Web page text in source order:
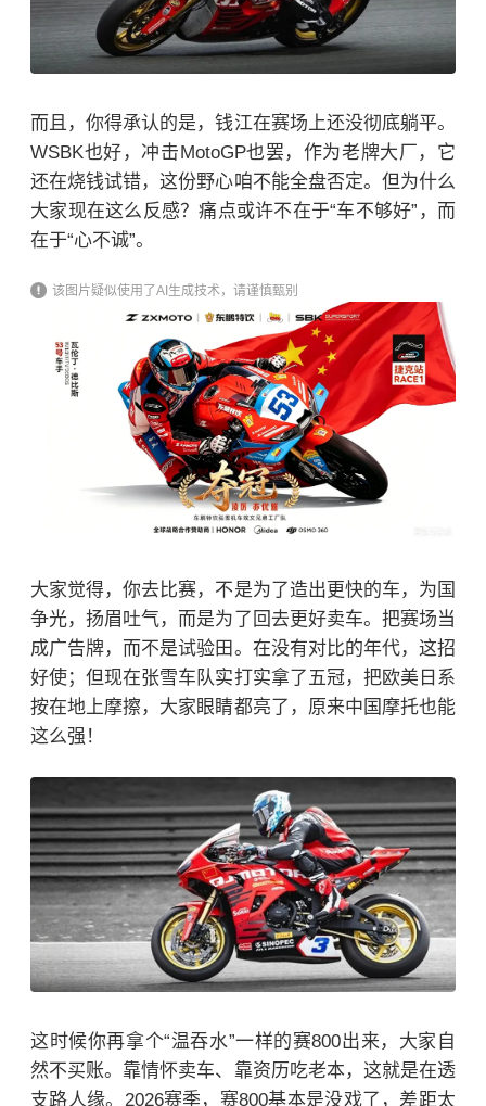
而且，你得承认的是，钱江在赛场上还没彻底躺平。
WSBK也好，冲击MotoGP也罢，作为老牌大厂，它
还在烧钱试错，这份野心咱不能全盘否定。但为什么
大家现在这么反感？痛点或许不在于“车不够好”，而
在于“心不诚”。
该图片疑似使用了AI生成技术，请谨慎甄别
大家觉得，你去比赛，不是为了造出更快的车，为国
争光，扬眉吐气，而是为了回去更好卖车。把赛场当
成广告牌，而不是试验田。在没有对比的年代，这招
好使；但现在张雪车队实打实拿了五冠，把欧美日系
按在地上摩擦，大家眼睛都亮了，原来中国摩托也能
这么强！
这时候你再拿个“温吞水”一样的赛800出来，大家自
然不买账。靠情怀卖车、靠资历吃老本，这就是在透
支路人缘。2026赛季，赛800基本是没戏了，差距太